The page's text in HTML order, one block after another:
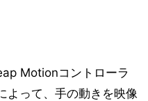
Motionコントローラ
よって、手の動きを映像